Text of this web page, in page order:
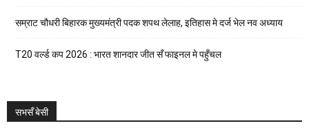
सम्राट चौधरी बिहारक मुख्यमंत्री पदक शपथ लेलाह, इतिहास मे दर्ज भेल नव अध्याय
T20 वर्ल्ड कप 2026 : भारत शानदार जीत सँ फाइनल मे पहुँचल
सभसँ बेसी